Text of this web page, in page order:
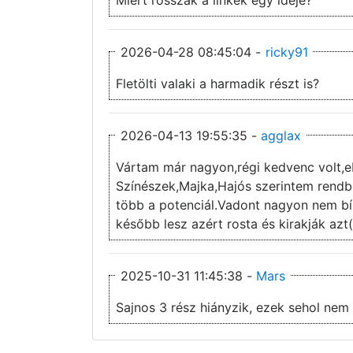
2026-04-28 08:45:04 - ricky91
Fletölti valaki a harmadik részt is?
2026-04-13 19:55:35 - agglax
Vártam már nagyon,régi kedvenc
Színészek,Majka,Hajós szerintem
több a potenciál.Vadont nagyon nem
később lesz azért rosta és kirakják
2025-10-31 11:45:38 - Mars
Sajnos 3 rész hiányzik, ezek sehol